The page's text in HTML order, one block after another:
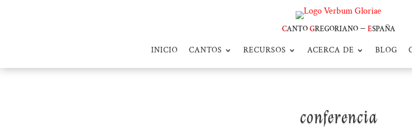
cantogregoriano –españa
INICIO CANTOS RECURSOS ACERCA DE BLOG
conferencia